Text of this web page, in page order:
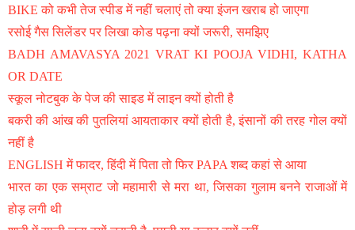
BIKE को कभी तेज स्पीड में नहीं चलाएं तो क्या इंजन खराब हो जाएगा
रसोई गैस सिलेंडर पर लिखा कोड पढ़ना क्यों जरूरी, समझिए
BADH AMAVASYA 2021 VRAT KI POOJA VIDHI, KATHA
OR DATE
स्कूल नोटबुक के पेज की साइड में लाइन क्यों होती है
बकरी की आंख की पुतलियां आयताकार क्यों होती है, इंसानों की तरह गोल क्यों
नहीं है
ENGLISH में फादर, हिंदी में पिता तो फिर PAPA शब्द कहां से आया
भारत का एक सम्राट जो महामारी से मरा था, जिसका गुलाम बनने राजाओं में
होड़ लगी थी